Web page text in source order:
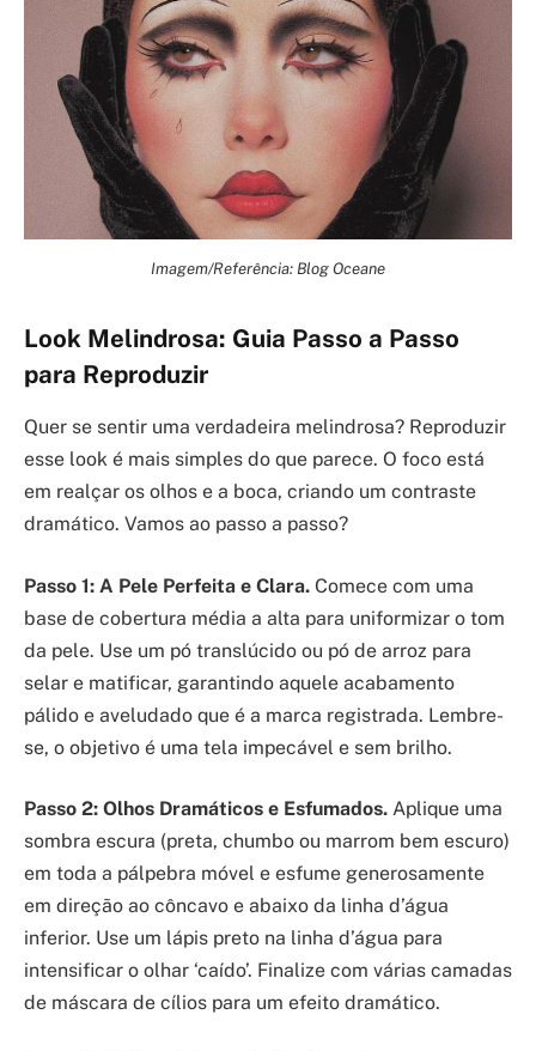
Imagem/Referência: Blog Oceane
Look Melindrosa: Guia Passo a Passo
para Reproduzir
Quer se sentir uma verdadeira melindrosa? Reproduzir
esse look é mais simples do que parece. O foco está
em realçar os olhos e a boca, criando um contraste
dramático. Vamos ao passo a passo?
Passo 1: A Pele Perfeita e Clara. Comece com uma
base de cobertura média a alta para uniformizar o tom
da pele. Use um pó translúcido ou pó de arroz para
selar e matificar, garantindo aquele acabamento
pálido e aveludado que é a marca registrada. Lembre-
se, o objetivo é uma tela impecável e sem brilho.
Passo 2: Olhos Dramáticos e Esfumados. Aplique uma
sombra escura (preta, chumbo ou marrom bem escuro)
em toda a pálpebra móvel e esfume generosamente
em direção ao côncavo e abaixo da linha d’água
inferior. Use um lápis preto na linha d’água para
intensificar o olhar ‘caído’. Finalize com várias camadas
de máscara de cílios para um efeito dramático.